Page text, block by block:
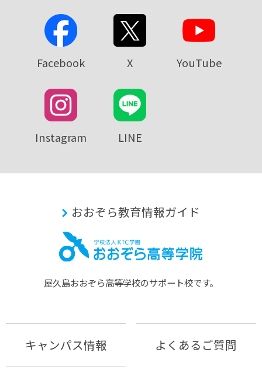
Facebook X YouTube
Instagram LINE
おおぞら教育情報ガイド
屋久島おおぞら⾼等学校のサポート校です。
キャンパス情報 よくあるご質問